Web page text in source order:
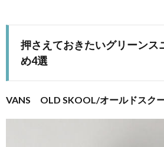
押さえておきたいグリーンス
め4選
VANS OLD SKOOL/オールドスク